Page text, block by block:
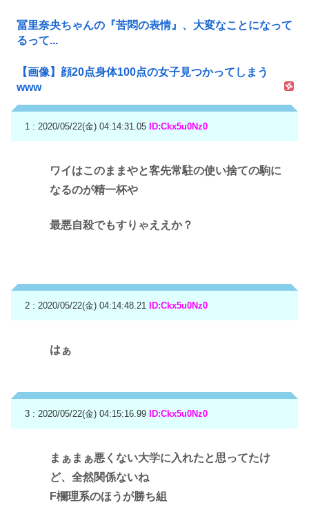
冨里奈央ちゃんの『苦悶の表情』、大変なことになって
るって...
【画像】顔20点身体100点の女子見つかってしまう
www
1 : 2020/05/22(金) 04:14:31.05 ID:Ckx5u0Nz0
ワイはこのままやと客先常駐の使い捨ての駒に
なるのが精一杯や
最悪自殺でもすりゃええか？
2 : 2020/05/22(金) 04:14:48.21 ID:Ckx5u0Nz0
はぁ
3 : 2020/05/22(金) 04:15:16.99 ID:Ckx5u0Nz0
まぁまぁ悪くない大学に入れたと思ってたけ
ど、全然関係ないね
F欄理系のほうが勝ち組